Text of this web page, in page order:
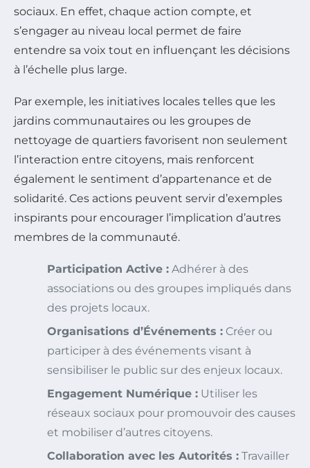
sociaux. En effet, chaque action compte, et
s’engager au niveau local permet de faire
entendre sa voix tout en influençant les décisions
à l’échelle plus large.
Par exemple, les initiatives locales telles que les
jardins communautaires ou les groupes de
nettoyage de quartiers favorisent non seulement
l’interaction entre citoyens, mais renforcent
également le sentiment d’appartenance et de
solidarité. Ces actions peuvent servir d’exemples
inspirants pour encourager l’implication d’autres
membres de la communauté.
Participation Active : Adhérer à des
associations ou des groupes impliqués dans
des projets locaux.
Organisations d’Événements : Créer ou
participer à des événements visant à
sensibiliser le public sur des enjeux locaux.
Engagement Numérique : Utiliser les
réseaux sociaux pour promouvoir des causes
et mobiliser d’autres citoyens.
Collaboration avec les Autorités : Travailler